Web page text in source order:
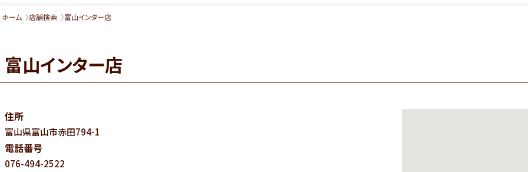
ホーム 店舗検索 富山インター店
富山インター店
住所
富山県富山市赤田794-1
電話番号
076-494-2522